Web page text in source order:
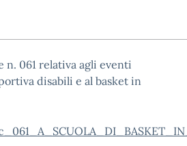
n. 061 relativa agli eventi
disabili e al basket in